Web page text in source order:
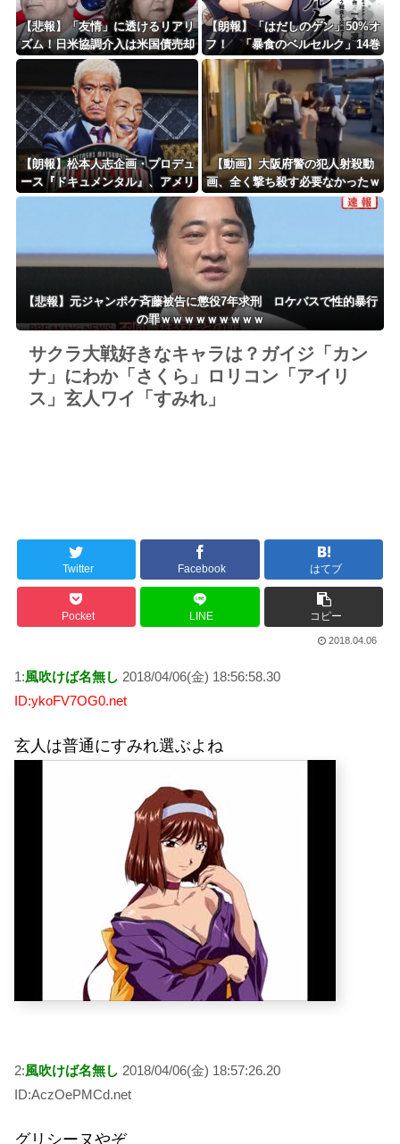
【悲報】「友情」に透けるリアリ
ズム！日米協調介入は米国債売却
を回避するためだったｗｗｗｗｗ
ｗｗ
【朗報】「はだしのゲン」50%オ
フ！ 「暴食のベルセルク」14巻
無料ｗｗｗｗｗｗ
【朗報】松本人志企画・プロデュ
ース『ドキュメンタル』、アメリ
カで初の制作が決定！ 海外タイ
トル『LOL』として世界25ヶ国・
【動画】大阪府警の犯人射殺動
画、全く撃ち殺す必要なかったｗ
ｗｗｗｗｗｗｗｗｗｗ
【悲報】元ジャンポケ斉藤被告に懲役7年求刑 ロケバスで性的暴行
の罪ｗｗｗｗｗｗｗｗｗ
サクラ大戦好きなキャラは？ガイジ「カン
ナ」にわか「さくら」ロリコン「アイリ
ス」玄人ワイ「すみれ」
Twitter Facebook はてブ
Pocket LINE コピー
2018.04.06
1:風吹けば名無し 2018/04/06(金) 18:56:58.30
ID:ykoFV7OG0.net
玄人は普通にすみれ選ぶよね
2:風吹けば名無し 2018/04/06(金) 18:57:26.20
ID:AczOePMCd.net
グリシーヌやぞ